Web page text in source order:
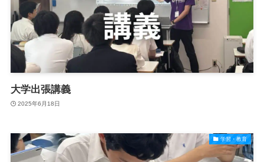
大学出張講義
2025年6月18日
学習・教育